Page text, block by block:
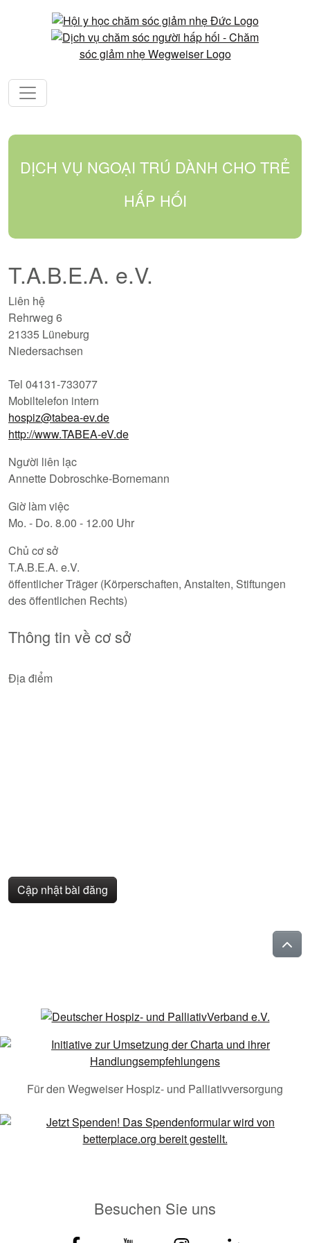
DỊCH VỤ NGOẠI TRÚ DÀNH CHO TRẺ
HẤP HỐI
T.A.B.E.A. e.V.
Liên hệ
Rehrweg 6
21335 Lüneburg
Niedersachsen
Tel 04131-733077
Mobiltelefon intern
hospiz@tabea-ev.de
http://www.TABEA-eV.de
Người liên lạc
Annette Dobroschke-Bornemann
Giờ làm việc
Mo. - Do. 8.00 - 12.00 Uhr
Chủ cơ sở
T.A.B.E.A. e.V.
öffentlicher Träger (Körperschaften, Anstalten, Stiftungen
des öffentlichen Rechts)
Thông tin về cơ sở
Địa điểm
Cập nhật bài đăng
Für den Wegweiser Hospiz- und Palliativversorgung
Besuchen Sie uns